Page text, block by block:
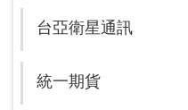
台亞衛星通訊
統一期貨